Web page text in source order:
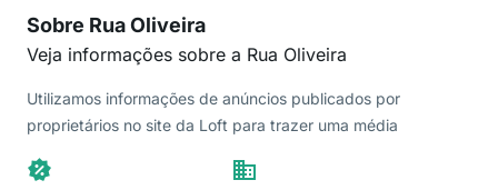
Sobre Rua Oliveira
Veja informações sobre a Rua Oliveira
Utilizamos informações de anúncios publicados por
proprietários no site da Loft para trazer uma média